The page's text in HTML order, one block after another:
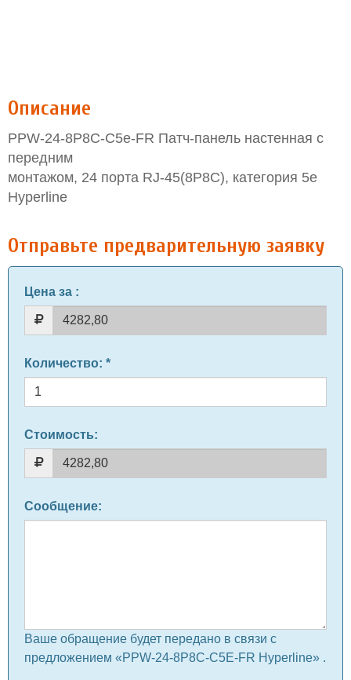
Описание
PPW-24-8P8C-C5e-FR Патч-панель настенная c
передним
монтажом, 24 порта RJ-45(8P8C), категория 5e
Hyperline
Отправьте предварительную заявку
Цена за :
Количество: *
Стоимость:
Сообщение:
Ваше обращение будет передано в связи с
предложением «PPW-24-8P8C-C5E-FR Hyperline» .